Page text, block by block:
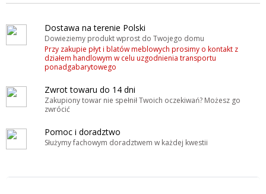
Dostawa na terenie Polski
Dowieziemy produkt wprost do Twojego domu
Przy zakupie płyt i blatów meblowych prosimy o kontakt z
działem handlowym w celu uzgodnienia transportu
ponadgabarytowego
Zwrot towaru do 14 dni
Zakupiony towar nie spełnił Twoich oczekiwań? Możesz go
zwrócić
Pomoc i doradztwo
Służymy fachowym doradztwem w każdej kwestii